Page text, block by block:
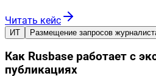
Читать кейс
ИТ Размещение запросов
Как Rusbase работает с
публикациях